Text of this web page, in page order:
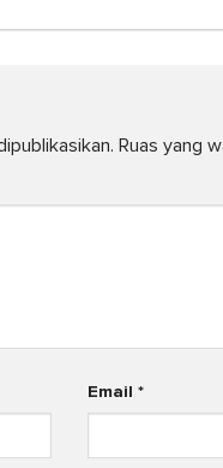
Ruas yang
Email*